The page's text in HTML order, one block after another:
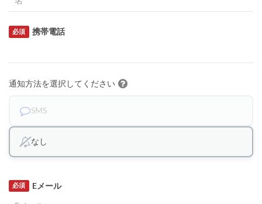
携帯電話
必須
通知方法を選択してください
SMS
なし
Eメール
必須